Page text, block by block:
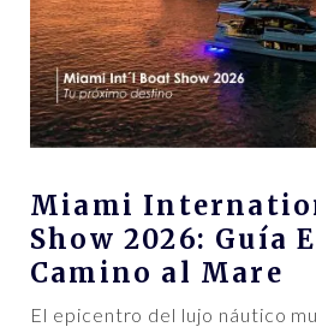
Miami
Show 2026: Guía
Camino al Mare
El epicentro del lujo náutico